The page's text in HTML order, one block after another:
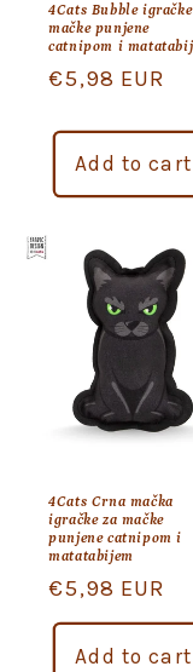
4Cats Bubble igračke
mačke punjene
catnipom i
Regular
€5,98 EUR
Add to cart
4Cats Crna mačka
igračke za mačke
punjene catnipom i
matatabijem
Regular
price
€5,98 EUR
Add to cart